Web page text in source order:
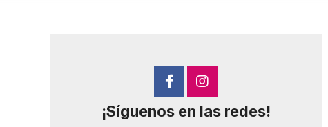
¡Síguenos en las redes!